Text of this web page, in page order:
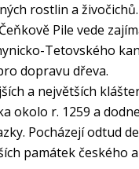
rostlin a
Pile vede
Tetovského
dopravu dřeva.
a největších
okolo r. 1259 a
Pocházejí odtud
památek českého